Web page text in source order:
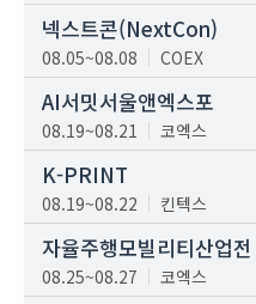
넥스트콘(NextCon)
08.05~08.08 COEX
AI서밋서울앤엑스포
08.19~08.21 코엑스
K-PRINT
08.19~08.22 킨텍스
자율주행모빌리티산업전
08.25~08.27 코엑스